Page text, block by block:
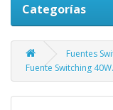
Categorías
Fuentes
Fuente Switching